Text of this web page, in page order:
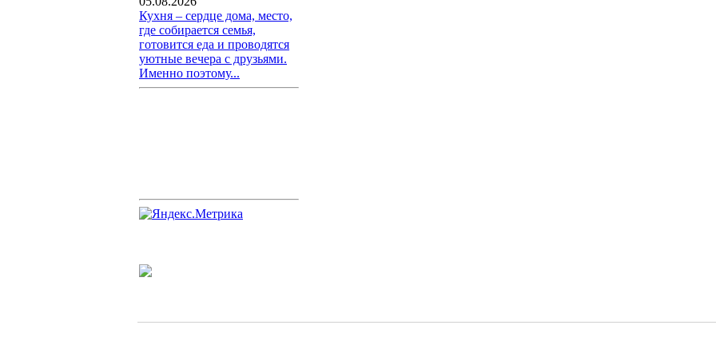
Кухня – сердце дома, место,
где собирается семья,
готовится еда и проводятся
уютные вечера с друзьями.
Именно поэтому...